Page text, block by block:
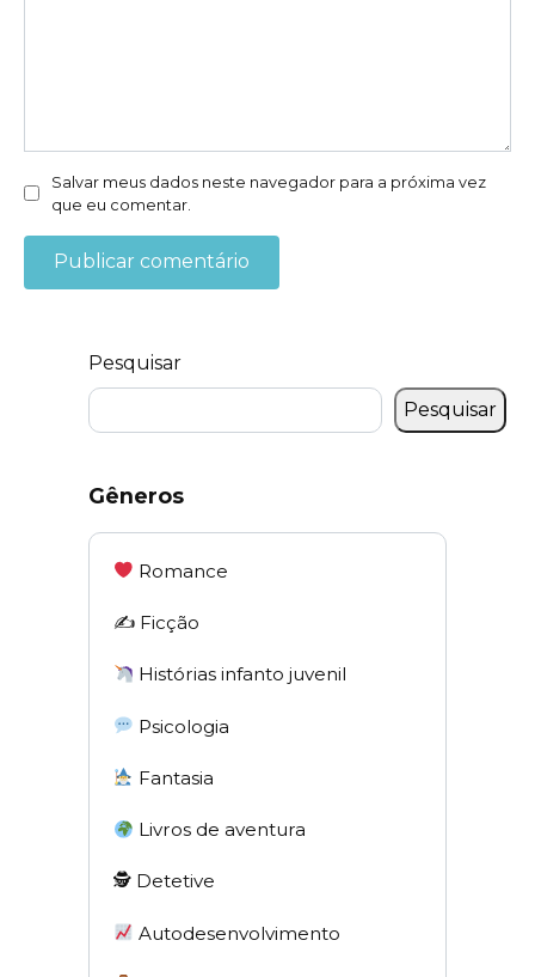
Salvar meus dados neste navegador para a próxima vez
que eu comentar.
Pesquisar
Pesquisar
Gêneros
Romance
✍️ Ficção
Histórias infanto juvenil
Psicologia
Fantasia
Livros de aventura
🕵 Detetive
Autodesenvolvimento